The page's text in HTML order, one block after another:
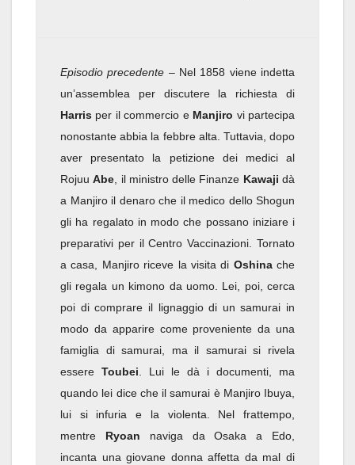
Episodio precedente – Nel 1858 viene indetta
un’assemblea per discutere la richiesta di
Harris per il commercio e Manjiro vi partecipa
nonostante abbia la febbre alta. Tuttavia, dopo
aver presentato la petizione dei medici al
RojuuAbe , il ministro delle Finanze Kawaji dà
a Manjiro il denaro che il medico dello Shogun
gli ha regalato in modo che possano iniziare i
preparativi per il Centro Vaccinazioni. Tornato
a casa, Manjiro riceve la visita di Oshinache
gli regala un kimono da uomo. Lei, poi, cerca
poi di comprare il lignaggio di un samurai in
modo da apparire come proveniente da una
famiglia di samurai, ma il samurai si rivela
essere Toubei . Lui le dà i documenti, ma
quando lei dice che il samurai è Manjiro Ibuya,
lui si infuria e la violenta. Nel frattempo,
mentre Ryoan naviga da Osaka a Edo,
incanta una giovane donna affetta da mal di